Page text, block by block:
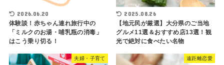
2026.06.20
体験談！赤ちゃん連れ旅行中の
「ミルクのお湯・哺乳瓶の消毒」
はこう乗り切る！
2025.08.26
【地元民が厳選】大分県のご当地
グルメ11選＆おすすめ店13選！観
光で絶対に食べたい名物
夫婦・子育て 遠距離恋愛